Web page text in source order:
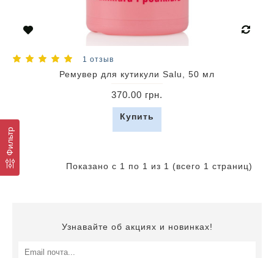
Фильтр
1 отзыв
Ремувер для кутикули Salu, 50 мл
370.00 грн.
Купить
Показано с 1 по 1 из 1 (всего 1 страниц)
Узнавайте об акциях и новинках!